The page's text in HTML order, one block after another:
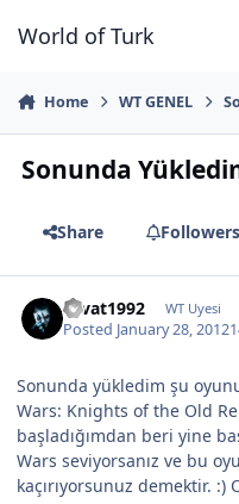
World of Turk
Home WT GENEL
Sonunda
Share Followers
cevat1992 WT Uyesi
Posted January 28, 2012
Sonunda yükledim şu
Wars: Knights of the Old
başladığımdan beri yine
Wars seviyorsanız ve bu
kaçırıyorsunuz demektir. :)